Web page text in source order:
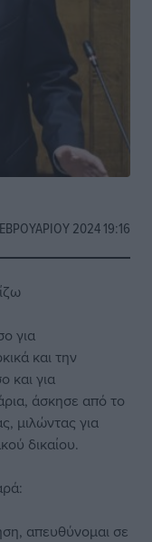
2024 19:16
για
και την
και για
άσκησε από το
μιλώντας για
δικαίου.
απευθύνομαι σε